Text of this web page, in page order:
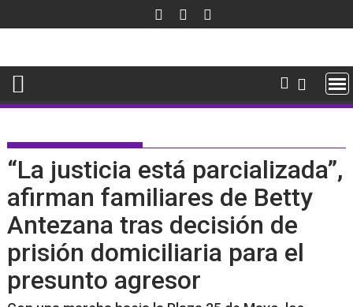
al
“La justicia está parcializada”,
afirman familiares de Betty
Antezana tras decisión de
prisión domiciliaria para el
presunto agresor